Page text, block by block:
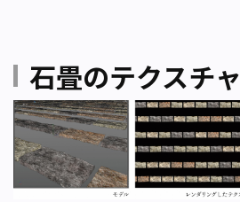
石畳のテクスチャ